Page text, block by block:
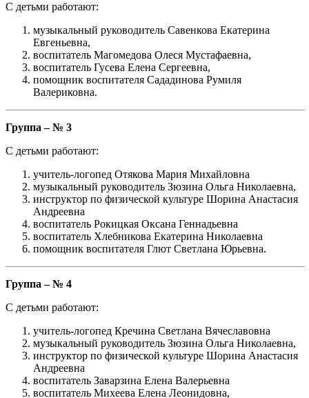
С детьми работают:
музыкальный руководитель Савенкова Екатерина
Евгеньевна,
воспитатель Магомедова Олеся Мустафаевна,
воспитатель Гусева Елена Сергеевна,
помощник воспитателя Сададинова Румиля
Валериковна.
Группа – № 3
С детьми работают:
учитель-логопед Отякова Мария Михайловна
музыкальный руководитель Зюзина Ольга Николаевна,
инструктор по физической культуре Шорина Анастасия
Андреевна
воспитатель Рокицкая Оксана Геннадьевна
воспитатель Хлебникова Екатерина Николаевна
помощник воспитателя Глют Светлана Юрьевна.
Группа – № 4
С детьми работают:
учитель-логопед Кречина Светлана Вячеславовна
музыкальный руководитель Зюзина Ольга Николаевна,
инструктор по физической культуре Шорина Анастасия
Андреевна
воспитатель Заварзина Елена Валерьевна
воспитатель Михеева Елена Леонидовна,